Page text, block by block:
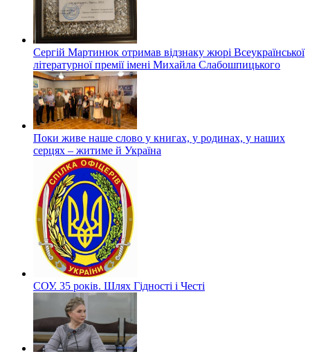
Сергій Мартинюк отримав відзнаку жюрі Всеукраїнської
літературної премії імені Михайла Слабошпицького
Поки живе наше слово у книгах, у родинах, у наших
серцях – житиме й Україна
СОУ. 35 років. Шлях Гідності і Честі